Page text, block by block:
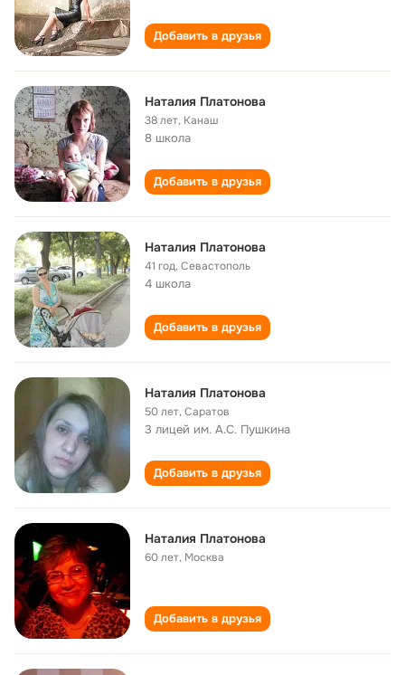
Добавить в друзья
Наталия Платонова
38 лет, Канаш
8 школа
Добавить в друзья
Наталия Платонова
41 год,Севастополь
4 школа
Добавить в друзья
Наталия Платонова
50 лет,Саратов
3 лицей им. А.С. Пушкина
Добавить в друзья
Наталия Платонова
60 лет, Москва
Добавить в друзья